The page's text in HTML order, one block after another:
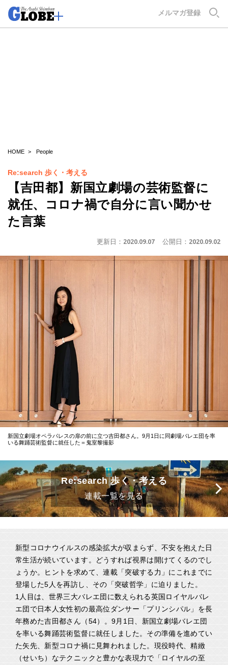
メルマガ登録
HOME People
Re:search 歩く・考える
【吉田都】新国立劇場の芸術監督に
就任、コロナ禍で自分に言い聞かせ
た言葉
更新日： 2020.09.07 公開日： 2020.09.02
新国立劇場オペラパレスの扉の前に立つ吉田都さん。9月1日に同劇場バレエ団を率
いる舞踊芸術監督に就任した＝鬼室黎撮影
Re:search 歩く・考える
連載一覧を見る
新型コロナウイルスの感染拡大が収まらず、不安を抱えた日
常生活が続いています。どうすれば視界は開けてくるのでし
ょうか。ヒントを求めて、連載「突破する力」にこれまでに
登場した5人を再訪し、その「突破哲学」に迫りました。
1人目は、世界三大バレエ団に数えられる英国ロイヤルバレ
エ団で日本人女性初の最高位ダンサー「プリンシパル」を長
年務めた吉田都さん（54）。9月1日、新国立劇場バレエ団
を率いる舞踊芸術監督に就任しました。その準備を進めてい
た矢先、新型コロナ禍に見舞われました。現役時代、精緻
（せいち）なテクニックと豊かな表現力で「ロイヤルの至